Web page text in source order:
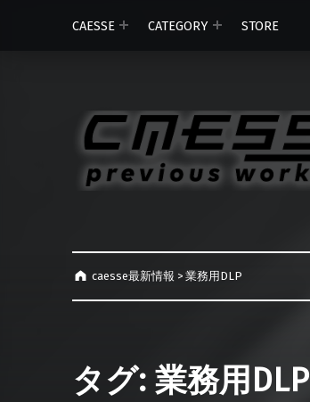
CAESSE
CATEGORY STORE
caesse最新情報 >業務用DLP
タグ: 業務用DLP